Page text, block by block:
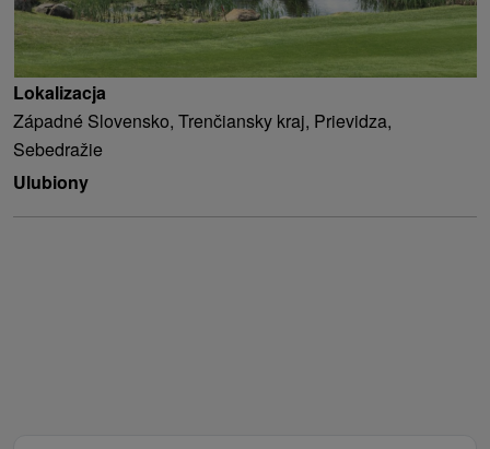
Lokalizacja
Západné Slovensko, Trenčiansky kraj, Prievidza,
Sebedražie
Ulubiony